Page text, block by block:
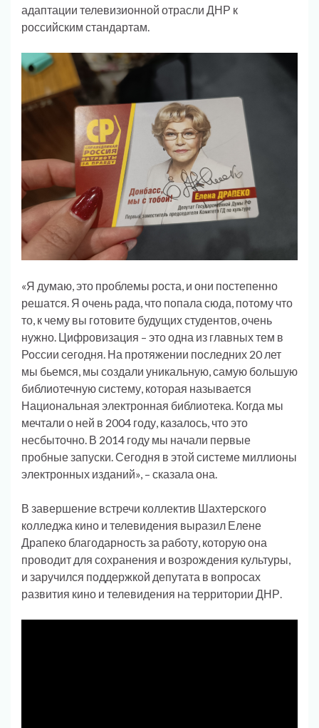
адаптации телевизионной отрасли ДНР к
российским стандартам.
«Я думаю, это проблемы роста, и они постепенно
решатся. Я очень рада, что попала сюда, потому что
то, к чему вы готовите будущих студентов, очень
нужно. Цифровизация – это одна из главных тем в
России сегодня. На протяжении последних 20 лет
мы бьемся, мы создали уникальную, самую большую
библиотечную систему, которая называется
Национальная электронная библиотека. Когда мы
мечтали о ней в 2004 году, казалось, что это
несбыточно. В 2014 году мы начали первые
пробные запуски. Сегодня в этой системе миллионы
электронных изданий», – сказала она.
В завершение встречи коллектив Шахтерского
колледжа кино и телевидения выразил Елене
Драпеко благодарность за работу, которую она
проводит для сохранения и возрождения культуры,
и заручился поддержкой депутата в вопросах
развития кино и телевидения на территории ДНР.